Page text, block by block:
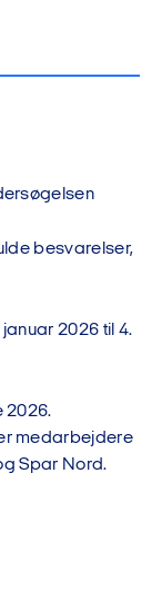
besvarelser,
2026 til 4.
2026.
medarbejdere
Spar Nord.